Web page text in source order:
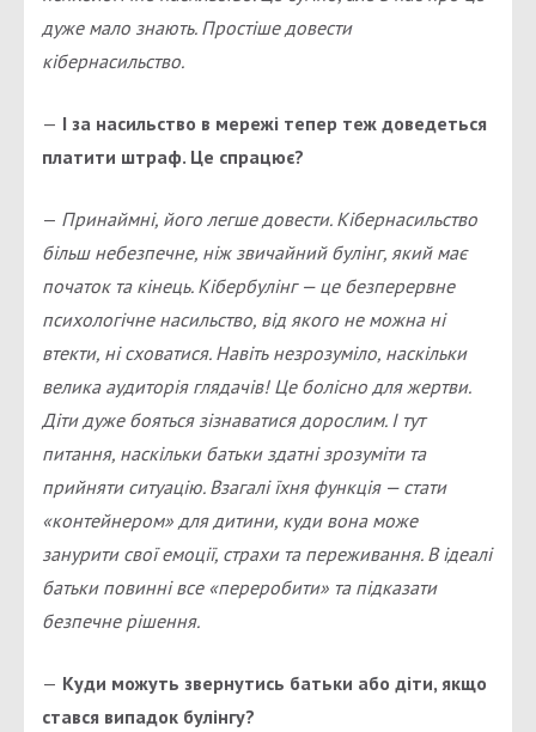
дуже мало знають. Простіше довести
кібернасильство.
— І за насильство в мережі тепер теж доведеться
платити штраф. Це спрацює?
— Принаймні, його легше довести. Кібернасильство
більш небезпечне, ніж звичайний булінг, який має
початок та кінець. Кібербулінг — це безперервне
психологічне насильство, від якого не можна ні
втекти, ні сховатися. Навіть незрозуміло, наскільки
велика аудиторія глядачів! Це болісно для жертви.
Діти дуже бояться зізнаватися дорослим. І тут
питання, наскільки батьки здатні зрозуміти та
прийняти ситуацію. Взагалі їхня функція — стати
«контейнером» для дитини, куди вона може
занурити свої емоції, страхи та переживання. В ідеалі
батьки повинні все «переробити» та підказати
безпечне рішення.
— Куди можуть звернутись батьки або діти, якщо
стався випадок булінгу?